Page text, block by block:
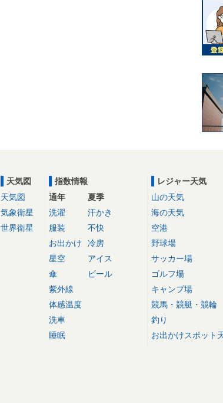
天気図
天気図
気象衛星
世界衛星
指数情報
通年
洗濯
服装
お出かけ
星空
傘
紫外線
体感温度
洗車
睡眠
夏季
汗かき
不快
冷房
アイス
ビール
レジャー天気
山の天気
海の天気
空港
野球場
サッカー場
ゴルフ場
キャンプ場
競馬・競艇・競輪
釣り
お出かけスポット